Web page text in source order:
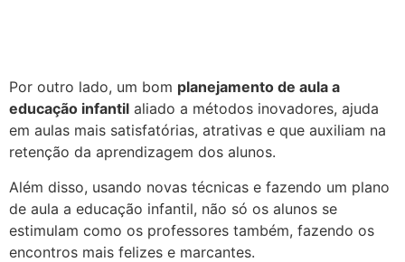
Por outro lado, um bom planejamento de aula a
educação infantil aliado a métodos inovadores, ajuda
em aulas mais satisfatórias, atrativas e que auxiliam na
retenção da aprendizagem dos alunos.
Além disso, usando novas técnicas e fazendo um plano
de aula a educação infantil, não só os alunos se
estimulam como os professores também, fazendo os
encontros mais felizes e marcantes.